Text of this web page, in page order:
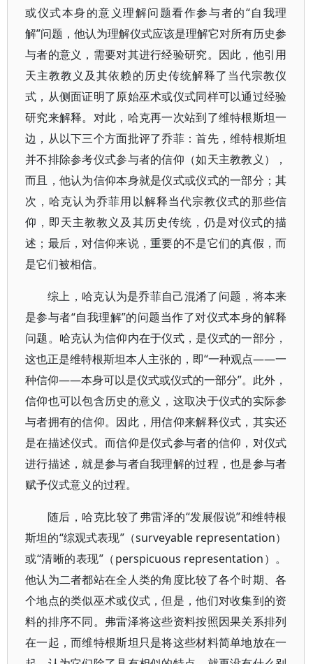
或仪式本身的意义理解问题看作参与者的“自我理
解”问题，他认为理解仪式应该是理解它对所有历史参
与者的意义，需要对其进行经验研究。因此，他引用
天主教教义及其依赖的历史传统解释了当代宗教仪
式，从侧面证明了原始巫术或仪式同样可以通过经验
研究来解释。对此，哈克再一次站到了维特根斯坦一
边，从以下三个方面批评了乔菲：首先，维特根斯坦
并不排除参考仪式参与者的信仰（如天主教教义），
而且，他认为信仰本身就是仪式或仪式的一部分；其
次，哈克认为乔菲用以解释当代宗教仪式的那些信
仰，即天主教教义及其历史传统，仍是对仪式的描
述；最后，对信仰来说，重要的不是它们的真假，而
是它们被相信。
综上，哈克认为是乔菲自己混淆了问题，将本来
是参与者“自我理解”的问题当作了对仪式本身的解释
问题。哈克认为信仰内在于仪式，是仪式的一部分，
这也正是维特根斯坦本人主张的，即“一种观点——一
种信仰——本身可以是仪式或仪式的一部分”。此外，
信仰也可以包含历史的意义，这取决于仪式的实际参
与者拥有的信仰。因此，用信仰来解释仪式，其实还
是在描述仪式。而信仰是仪式参与者的信仰，对仪式
进行描述，就是参与者自我理解的过程，也是参与者
赋予仪式意义的过程。
随后，哈克比较了弗雷泽的“发展假说”和维特根
斯坦的“综观式表现”（surveyable representation）
或“清晰的表现”（perspicuous representation）。
他认为二者都站在全人类的角度比较了各个时期、各
个地点的类似巫术或仪式，但是，他们对收集到的资
料的排序不同。弗雷泽将这些资料按照因果关系排列
在一起，而维特根斯坦只是将这些材料简单地放在一